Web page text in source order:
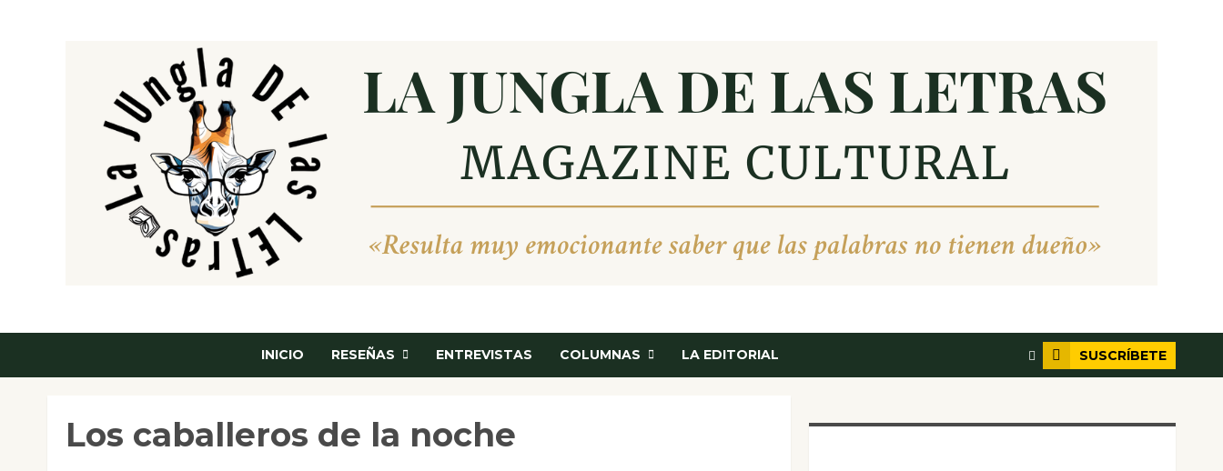
INICIO RESEÑAS ENTREVISTAS COLUMNAS LA EDITORIAL SUSCRÍBETE
Los caballeros de la noche